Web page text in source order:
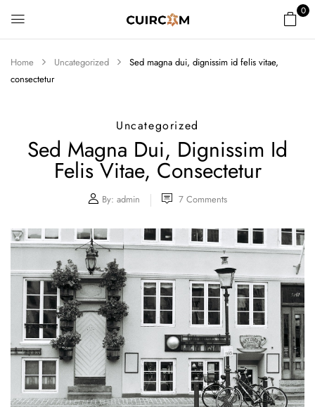
0
Home Uncategorized
Sed magna dui, dignissim id felis vitae,
consectetur
Uncategorized
Sed Magna Dui, Dignissim Id
Felis Vitae, Consectetur
By: admin 7 Comments